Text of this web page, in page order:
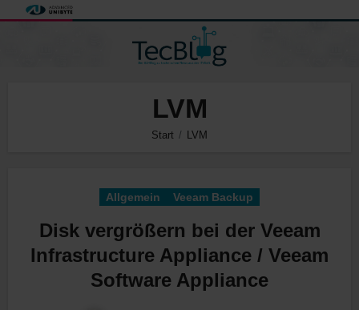
LVM
Start LVM
Allgemein Veeam Backup
Disk vergrößern bei der Veeam
Infrastructure Appliance / Veeam
Software Appliance